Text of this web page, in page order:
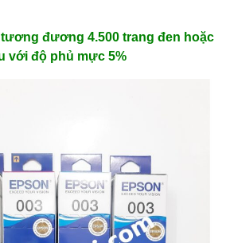
đương 4.500 trang đen hoặc
với độ phủ mực 5%